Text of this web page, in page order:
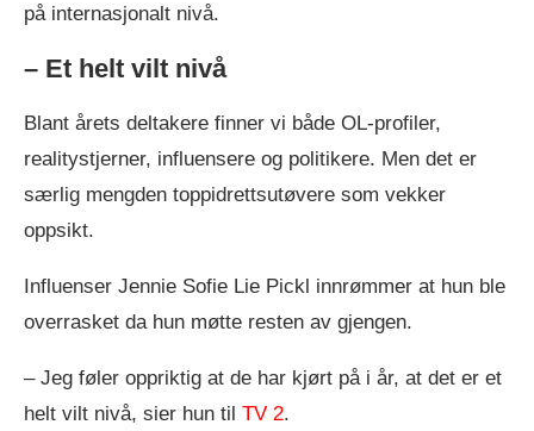
på internasjonalt nivå.
– Et helt vilt nivå
Blant årets deltakere finner vi både OL-profiler,
realitystjerner, influensere og politikere. Men det er
særlig mengden toppidrettsutøvere som vekker
oppsikt.
Influenser Jennie Sofie Lie Pickl innrømmer at hun ble
overrasket da hun møtte resten av gjengen.
– Jeg føler oppriktig at de har kjørt på i år, at det er et
helt vilt nivå, sier hun til TV 2.